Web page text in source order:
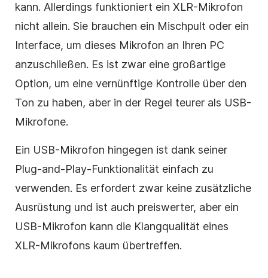
kann. Allerdings funktioniert ein XLR-Mikrofon
nicht allein. Sie brauchen ein Mischpult oder ein
Interface, um dieses Mikrofon an Ihren PC
anzuschließen. Es ist zwar eine großartige
Option, um eine vernünftige Kontrolle über den
Ton zu haben, aber in der Regel teurer als USB-
Mikrofone.
Ein USB-Mikrofon hingegen ist dank seiner
Plug-and-Play-Funktionalität einfach zu
verwenden. Es erfordert zwar keine zusätzliche
Ausrüstung und ist auch preiswerter, aber ein
USB-Mikrofon kann die Klangqualität eines
XLR-Mikrofons kaum übertreffen.